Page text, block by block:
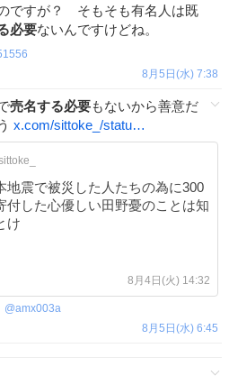
ですが？ そもそも有名人は既
必要ないんですけどね。
8月5日(水) 7:38
売名する必要もないから善意だ
x.com/sittoke_/statu…
地震で被災した人たちの為に300
付した心優しい田野憂のことは知
け
8月4日(火) 14:32
@amx003a
8月5日(水) 6:45